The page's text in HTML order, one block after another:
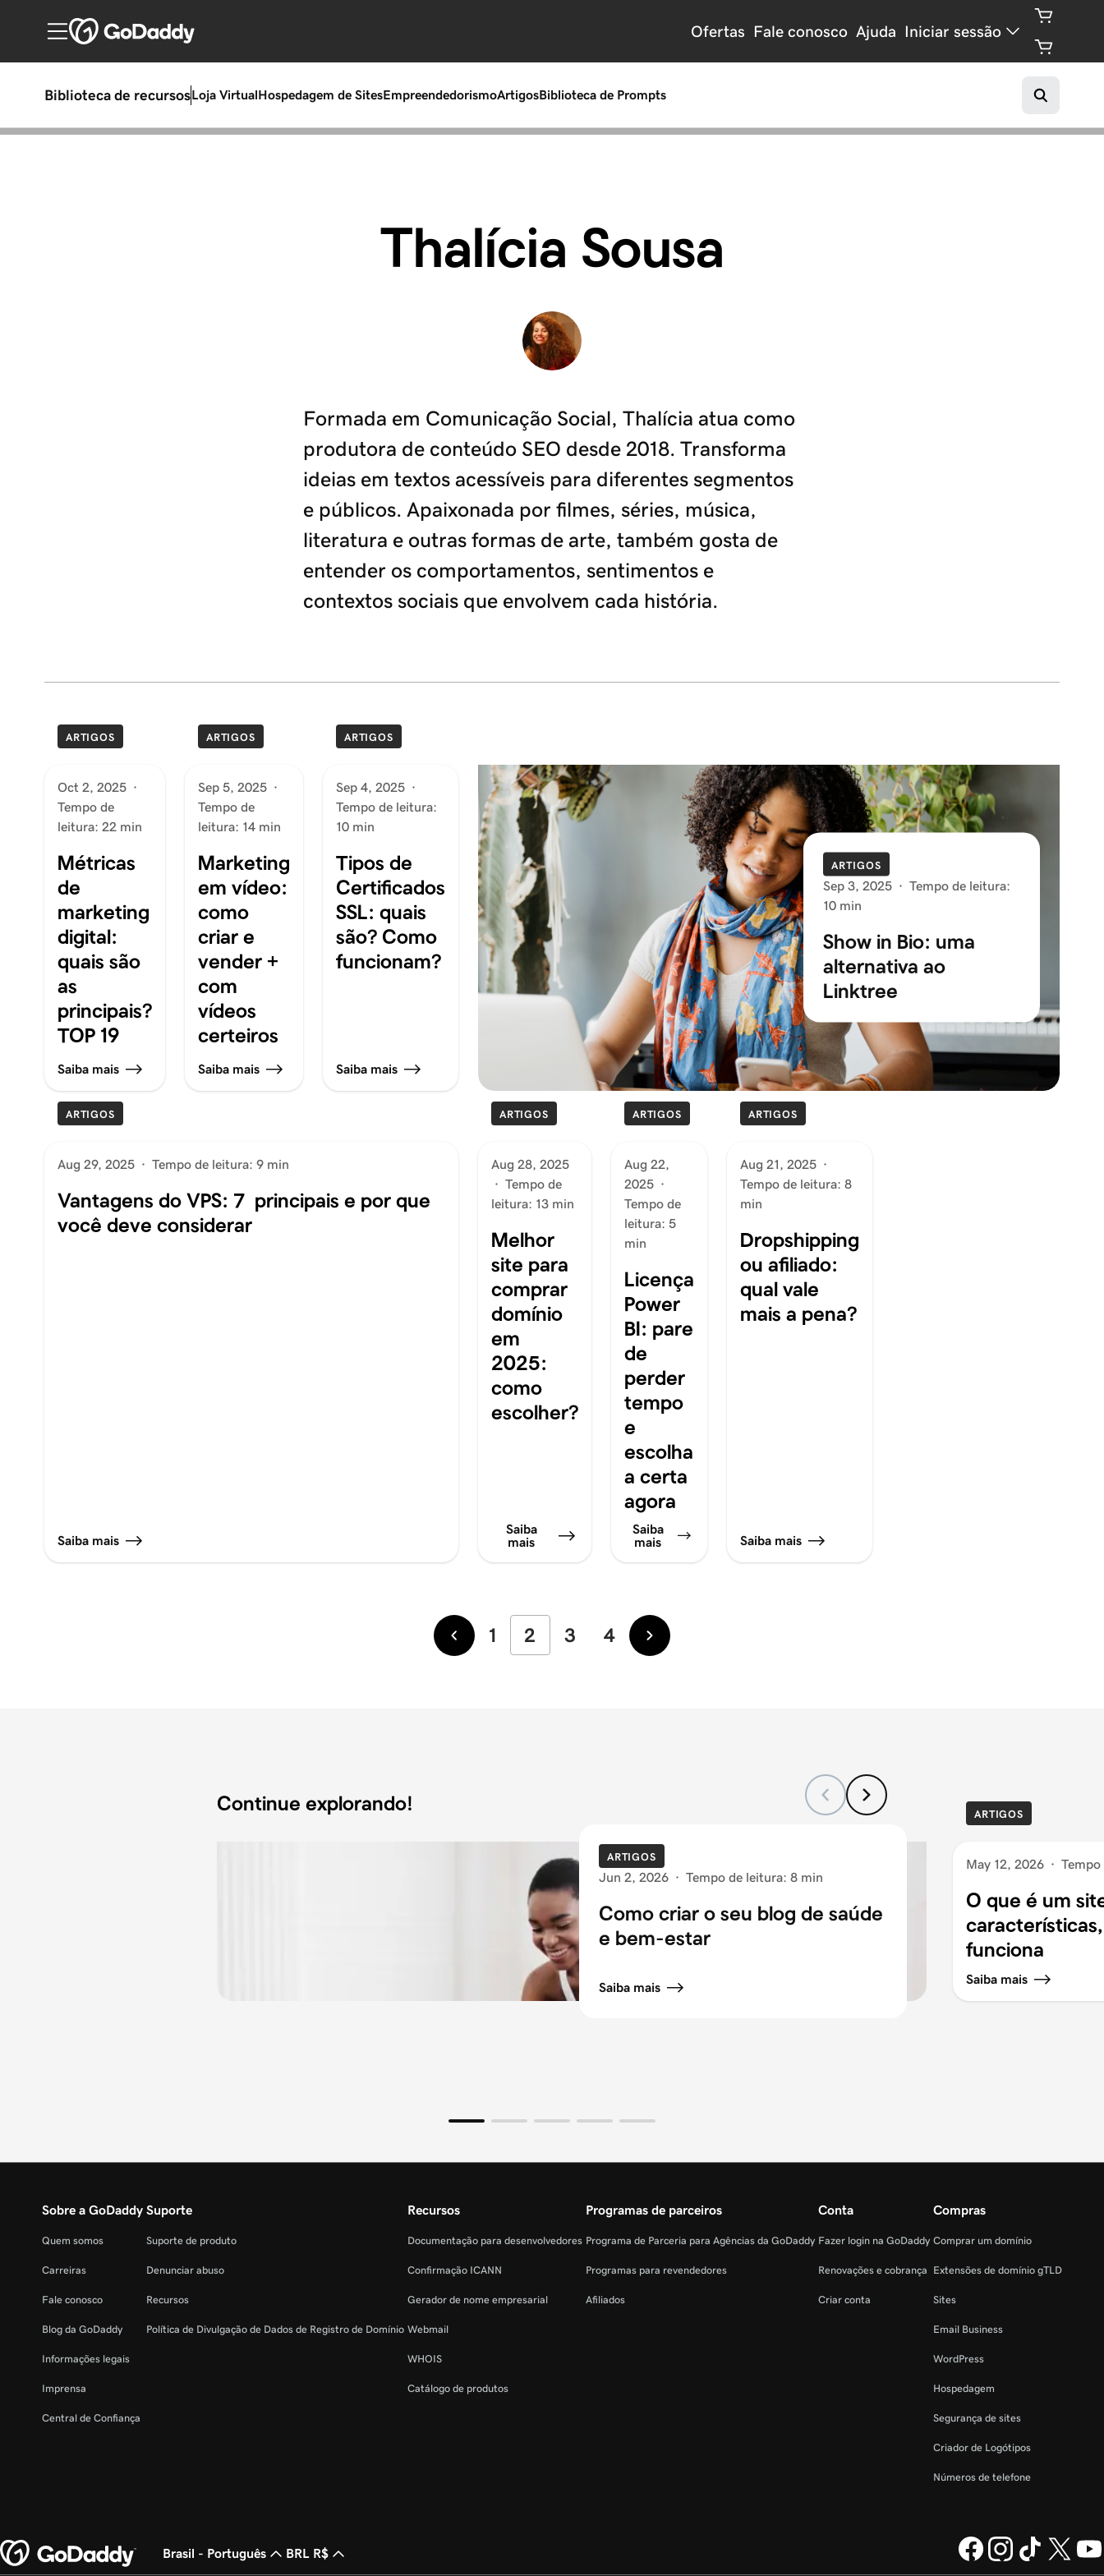
Ofertas Fale conosco Ajuda Iniciar sessão
Biblioteca de recursosLoja VirtualHospedagem de SitesEmpreendedorismoArtigosBiblioteca de Prompts
Thalícia Sousa
Formada em Comunicação Social, Thalícia atua como
produtora de conteúdo SEO desde 2018. Transforma
ideias em textos acessíveis para diferentes segmentos
e públicos. Apaixonada por filmes, séries, música,
literatura e outras formas de arte, também gosta de
entender os comportamentos, sentimentos e
contextos sociais que envolvem cada história.
ARTIGOS
Oct 2, 2025 ·
Tempo de
leitura: 22 min
Métricas
de
marketing
digital:
quais são
as
principais?
TOP 19
Saiba mais
ARTIGOS
Sep 5, 2025 ·
Tempo de
leitura: 14 min
Marketing
em vídeo:
como
criar e
vender +
com
vídeos
certeiros
Saiba mais
ARTIGOS
Sep 4, 2025 ·
Tempo de leitura:
10 min
Tipos de
Certificados
SSL: quais
são? Como
funcionam?
Saiba mais
ARTIGOS
Sep 3, 2025 · Tempo de leitura:
10 min
Show in Bio: uma
alternativa ao
Linktree
ARTIGOS
Aug 29, 2025 · Tempo de leitura: 9 min
Vantagens do VPS: 7 principais e por que
você deve considerar
Saiba mais
ARTIGOS
Aug 28, 2025
· Tempo de
leitura: 13 min
Melhor
site para
comprar
domínio
em
2025:
como
escolher?
Saiba
mais
ARTIGOS
Aug 22,
2025 ·
Tempo de
leitura: 5
min
Licença
Power
BI: pare
de
perder
tempo
e
escolha
a certa
agora
Saiba
mais
ARTIGOS
Aug 21, 2025 ·
Tempo de leitura: 8
min
Dropshipping
ou afiliado:
qual vale
mais a pena?
Saiba mais
Mais
1 2 3 4
Mais
Continue explorando!
ARTIGOS
Jun 2, 2026 · Tempo de leitura: 8 min
Como criar o seu blog de saúde
e bem-estar
Saiba mais
ARTIGOS
May 12, 2026 · Tempo
O que é um
funciona
Saiba mais
Sobre a GoDaddy
Quem somos
Carreiras
Fale conosco
Blog da GoDaddy
Informações legais
Imprensa
Central de Confiança
Suporte
Suporte de produto
Denunciar abuso
Recursos
Política de Divulgação de Dados de Registro de Domínio
Recursos
Documentação para desenvolvedores
Confirmação ICANN
Gerador de nome empresarial
Webmail
WHOIS
Catálogo de produtos
Programas de parceiros
Programa de Parceria para Agências da GoDaddy
Programas para revendedores
Afiliados
Conta
Fazer login na GoDaddy
Renovações e cobrança
Criar conta
Compras
Comprar um domínio
Extensões de domínio gTLD
Sites
Email Business
WordPress
Hospedagem
Segurança de sites
Criador de Logótipos
Números de telefone
Brasil - Português BRL R$